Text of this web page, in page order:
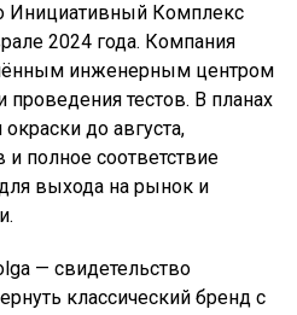
Инициативный Комплекс
2024 года. Компания
инженерным центром
проведения тестов. В планах
до августа,
и полное соответствие
выхода на рынок и
— свидетельство
классический бренд с